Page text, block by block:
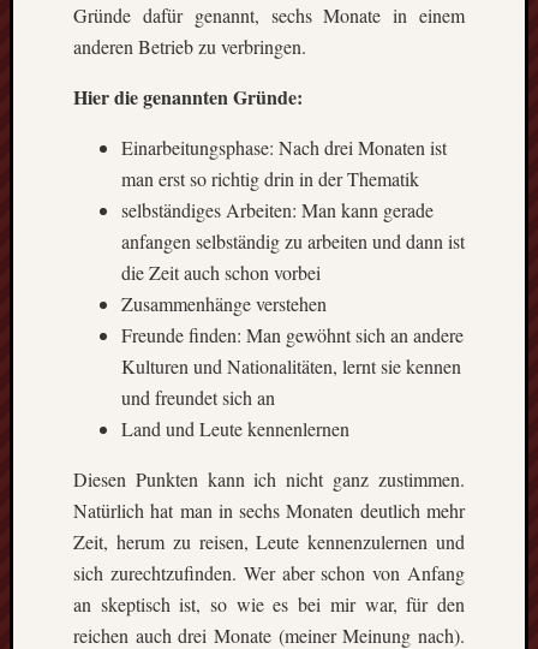
Gründe dafür genannt, sechs Monate in einem
anderen Betrieb zu verbringen.
Hier die genannten Gründe:
Einarbeitungsphase: Nach drei Monaten ist
man erst so richtig drin in der Thematik
selbständiges Arbeiten: Man kann gerade
anfangen selbständig zu arbeiten und dann ist
die Zeit auch schon vorbei
Zusammenhänge verstehen
Freunde finden: Man gewöhnt sich an andere
Kulturen und Nationalitäten, lernt sie kennen
und freundet sich an
Land und Leute kennenlernen
Diesen Punkten kann ich nicht ganz zustimmen.
Natürlich hat man in sechs Monaten deutlich mehr
Zeit, herum zu reisen, Leute kennenzulernen und
sich zurechtzufinden. Wer aber schon von Anfang
an skeptisch ist, so wie es bei mir war, für den
reichen auch drei Monate (meiner Meinung nach).